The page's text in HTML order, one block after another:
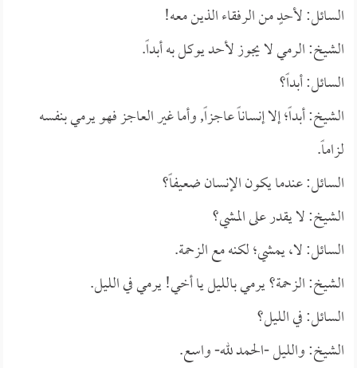
السائل: لأحدٍ من الرفقاء الذين معه!
الشيخ: الرمي لا يجوز لأحد يوكل به أبداً.
السائل: أبداً؟
الشيخ: أبداً؛ إلا إنساناً عاجزاً, وأما غير العاجز فهو يرمي بنفسه
لزاماً.
السائل: عندما يكون الإنسان ضعيفاً؟
الشيخ: لا يقدر على المشي؟
السائل: لا، يمشي؛ لكنه مع الزحمة.
الشيخ: الزحمة؟ يرمي بالليل يا أخي! يرمي في الليل.
السائل: في الليل؟
الشيخ: والليل -الحمد لله- واسع.